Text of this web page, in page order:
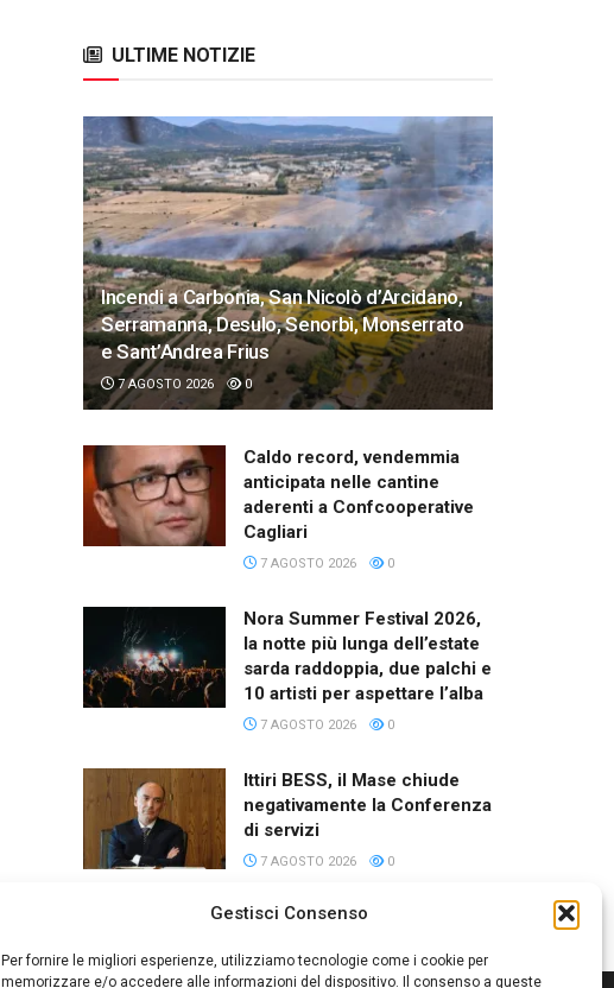
Gestisci Consenso
Per fornire le migliori esperienze, utilizziamo tecnologie come i cookie per
memorizzare e/o accedere alle informazioni del dispositivo. Il consenso a queste
ULTIME NOTIZIE
Incendi a Carbonia, San Nicolò d’Arcidano,
Serramanna, Desulo, Senorbì, Monserrato
e Sant’Andrea Frius
7 AGOSTO 2026 0
Caldo record, vendemmia
anticipata nelle cantine
aderenti a Confcooperative
Cagliari
7 AGOSTO 2026 0
Nora Summer Festival 2026,
la notte più lunga dell’estate
sarda raddoppia, due palchi e
10 artisti per aspettare l’alba
7 AGOSTO 2026 0
Ittiri BESS, il Mase chiude
negativamente la Conferenza
di servizi
7 AGOSTO 2026 0